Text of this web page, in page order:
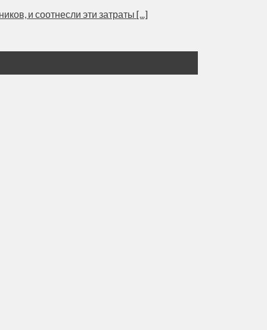
и соотнесли эти затраты [...]